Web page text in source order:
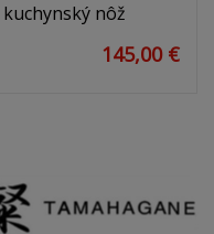
nôž
145,00 €